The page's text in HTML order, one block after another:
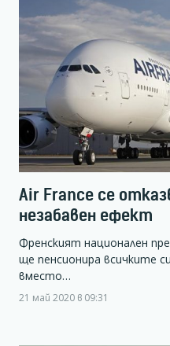
Air France се
незабавен ефект
Френският национален
ще пенсионира всичките
вместо…
21 май 2020 в 09:31